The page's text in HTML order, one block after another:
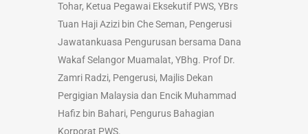
Tohar, Ketua Pegawai Eksekutif PWS, YBrs
Tuan Haji Azizi bin Che Seman, Pengerusi
Jawatankuasa Pengurusan bersama Dana
Wakaf Selangor Muamalat, YBhg. Prof Dr.
Zamri Radzi, Pengerusi, Majlis Dekan
Pergigian Malaysia dan Encik Muhammad
Hafiz bin Bahari, Pengurus Bahagian
Korporat PWS.